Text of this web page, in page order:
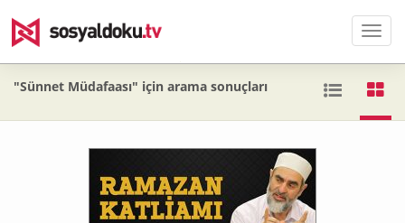
Menü
"Sünnet Müdafaası" için arama sonuçları